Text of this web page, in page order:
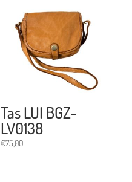
Tas LUI BGZ-
LV0138
€75,00